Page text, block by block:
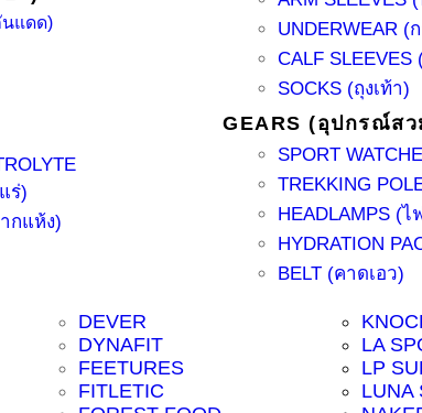
นแดด)
ร่)
กแห้ง)
UNDERWEAR (
CALF
SOCKS (ถุงเท้า)
GEARS (อุปกรณ์สว
SPORT
TREKKING
HEADLAMPS (
HYDRATION
BELT (คาดเอว)
DEVER
DYNAFIT
FEETURES
FITLETIC
LA
LP
LUNA